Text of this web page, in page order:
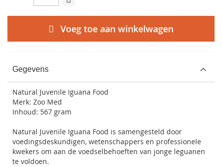
Voeg toe aan winkelwagen
Gegevens
Natural Juvenile Iguana Food
Merk: Zoo Med
Inhoud: 567 gram
Natural Juvenile Iguana Food is samengesteld door
voedingsdeskundigen, wetenschappers en professionele
kwekers om aan de voedselbehoeften van jonge leguanen
te voldoen.